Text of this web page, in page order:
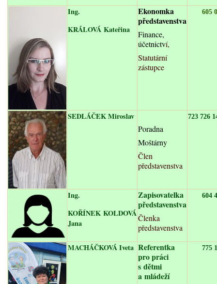
Ing.
KRÁLOVÁ Kateřina
Ekonomka
představenstva
Finance,
účetnictví,
Statutární
zástupce
605
SEDLÁČEK Miroslav
Poradna
Moštárny
Člen
představenstva
723 726
Ing.
KOŘÍNEK KOLDOVÁ
Jana
Zapisovatelka
představenstva
Členka
představenstva
604
MACHÁČKOVÁ Iveta Referentka
pro práci
s dětmi
a mládeží
775